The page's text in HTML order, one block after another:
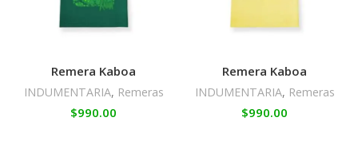
Remera Kaboa
INDUMENTARIA, Remeras
$990.00
Remera Kaboa
INDUMENTARIA, Remeras
$990.00